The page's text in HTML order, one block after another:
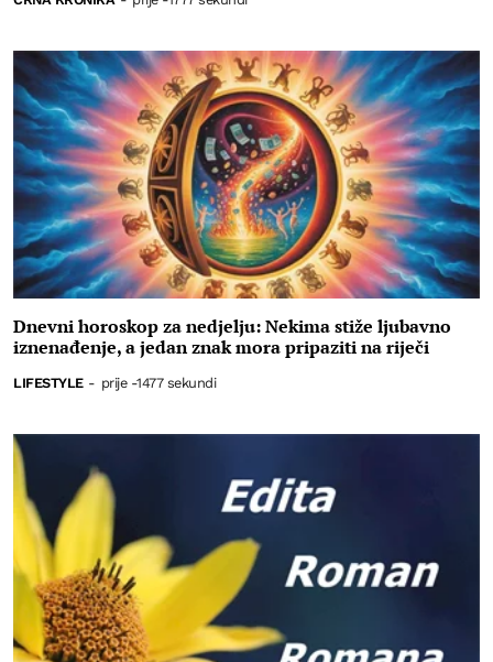
Dnevni horoskop za nedjelju: Nekima stiže ljubavno
iznenađenje, a jedan znak mora pripaziti na riječi
LIFESTYLE - prije -1477 sekundi